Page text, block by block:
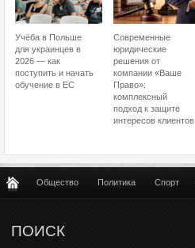
Учёба в Польше
для украинцев в
2026 — как
поступить и начать
обучение в ЕС
Современные
юридические
решения от
компании «Ваше
Право»:
комплексный
подход к защите
интересов клиентов
Общество Политика Спорт
ПОИСК